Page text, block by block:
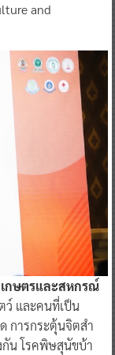
and
เกษตรและสหกรณ์
ว์ และคนที่เป็น
การกระตุ้นจิตสํา
กัน โรคพิษสุนัขบ้า